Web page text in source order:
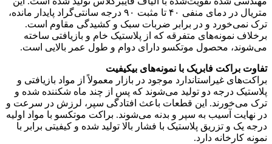
متریال در دمای منفی ۴۰ تا مثبت ۹۰ درجه سانتی‌گراد پایدار مانده،
ترک نمی‌خورد و در برابر ضربات سبک و کشیدگی مقاوم است.
برخلاف نمونه‌های متفرقه که از پلاستیک خام و بازیافتی ساخته
می‌شوند، محصول موتکسو دارای دوام و طول عمر بالایی است.
تفاوت براکت فابریک با نمونه‌های بیکیفیت
براکت‌های غیراستاندارد موجود در بازار معمولاً از مواد بازیافتی و
پلاستیک درجه دو تولید می‌شوند که پس از چند ماه شکننده شده و
ترک می‌خورند. این قطعات باعث افتادگی سپر، لرزش در سرعت و
در نهایت آسیب به سپر و بدنه می‌شوند. براکت موتکسو با مواد اولیه
درجه یک و تزریق پلاستیک با فشار بالا تولید شده و کیفیتی برابر با
نمونه کارخانه دارد.